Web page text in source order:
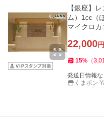
【銀座】
ム）1cc（
マイクロ
22,000円
15% （
発送日情報な
くまポン